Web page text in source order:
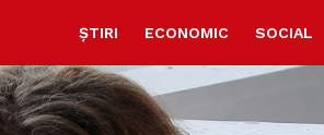
ȘTIRI ECONOMIC SOCIAL